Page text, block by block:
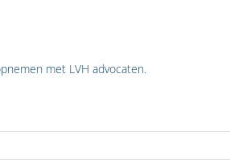
met LVH advocaten.